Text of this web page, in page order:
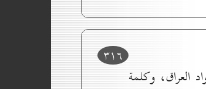
۳۱٦
العراق، وكلمة